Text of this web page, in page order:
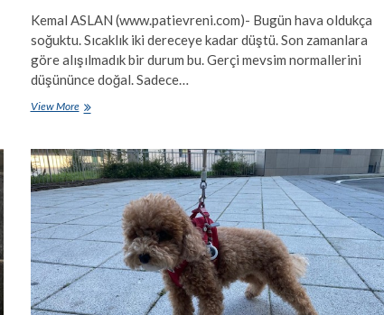
Kemal ASLAN (www.patievreni.com)- Bugün hava oldukça
soğuktu. Sıcaklık iki dereceye kadar düştü. Son zamanlara
göre alışılmadık bir durum bu. Gerçi mevsim normallerini
düşününce doğal. Sadece…
View MoreMinnoş